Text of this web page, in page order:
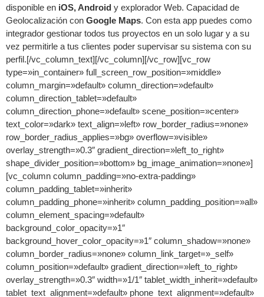
disponible en iOS, Android y explorador Web. Capacidad de
Geolocalización con Google Maps. Con esta app puedes como
integrador gestionar todos tus proyectos en un solo lugar y a su
vez permitirle a tus clientes poder supervisar su sistema con su
perfil.[/vc_column_text][/vc_column][/vc_row][vc_row
type=»in_container» full_screen_row_position=»middle»
column_margin=»default» column_direction=»default»
column_direction_tablet=»default»
column_direction_phone=»default» scene_position=»center»
text_color=»dark» text_align=»left» row_border_radius=»none»
row_border_radius_applies=»bg» overflow=»visible»
overlay_strength=»0.3″ gradient_direction=»left_to_right»
shape_divider_position=»bottom» bg_image_animation=»none»]
[vc_column column_padding=»no-extra-padding»
column_padding_tablet=»inherit»
column_padding_phone=»inherit» column_padding_position=»all»
column_element_spacing=»default»
background_color_opacity=»1″
background_hover_color_opacity=»1″ column_shadow=»none»
column_border_radius=»none» column_link_target=»_self»
column_position=»default» gradient_direction=»left_to_right»
overlay_strength=»0.3″ width=»1/1″ tablet_width_inherit=»default»
tablet_text_alignment=»default» phone_text_alignment=»default»